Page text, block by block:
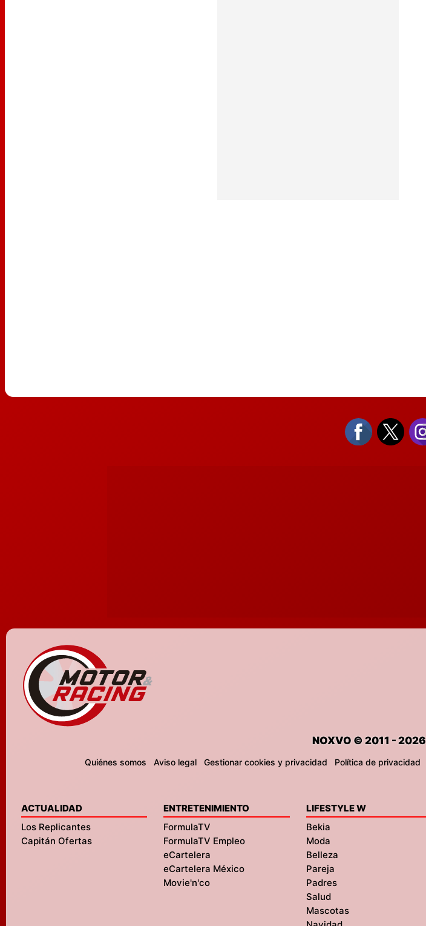
NOXVO © 2011 - 2026
Quiénes somos Aviso legal Gestionar cookies y privacidad Política de privacidad
ACTUALIDAD
Los Replicantes
Capitán Ofertas
ENTRETENIMIENTO
FormulaTV
FormulaTV Empleo
eCartelera
eCartelera México
Movie'n'co
LIFESTYLE W
Bekia
Moda
Belleza
Pareja
Padres
Salud
Mascotas